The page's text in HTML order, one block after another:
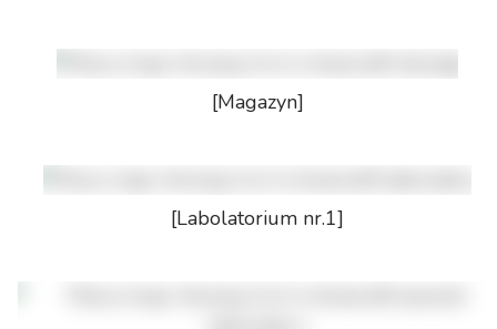
[Magazyn]
[Labolatorium nr.1]